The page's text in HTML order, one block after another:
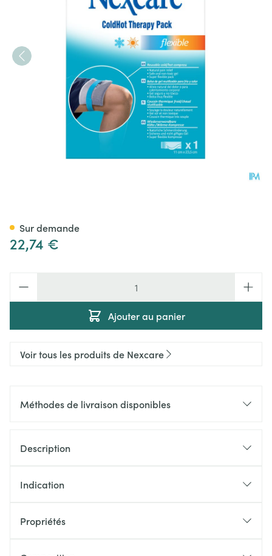
22,74 €
Ajouter au panier
Sur demande
Voir tous les produits de Nexcare
Méthodes de livraison disponibles
Description
Indication
Propriétés